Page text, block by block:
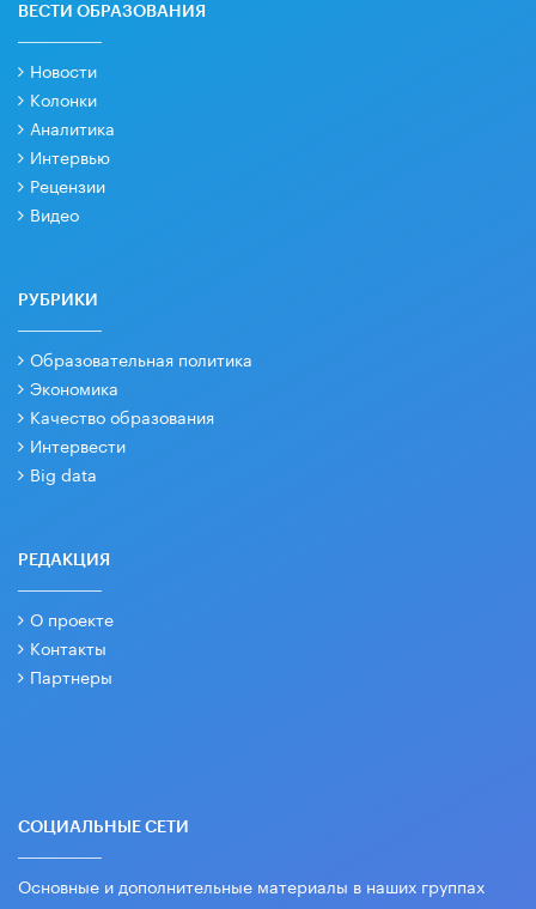
ВЕСТИ ОБРАЗОВАНИЯ
Новости
Колонки
Аналитика
Интервью
Рецензии
Видео
РУБРИКИ
Образовательная политика
Экономика
Качество образования
Интервести
Big data
РЕДАКЦИЯ
О проекте
Контакты
Партнеры
СОЦИАЛЬНЫЕ СЕТИ
Основные и дополнительные материалы в наших группах